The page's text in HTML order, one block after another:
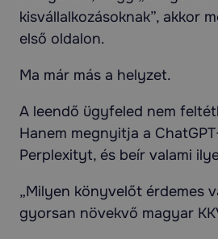
kisvállalkozásoknak”, akkor
első oldalon.
Ma már más a helyzet.
A leendő ügyfeled nem
Hanem megnyitja a
Perplexityt, és beír valami
„Milyen könyvelőt érdemes
gyorsan növekvő magyar